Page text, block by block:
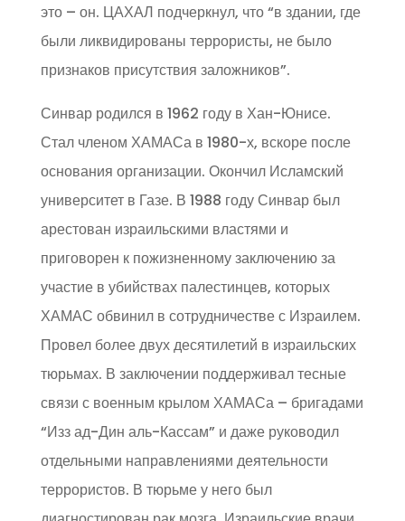
это – он. ЦАХАЛ подчеркнул, что “в здании, где
были ликвидированы террористы, не было
признаков присутствия заложников”.
Синвар родился в 1962 году в Хан-Юнисе.
Стал членом ХАМАСа в 1980-х, вскоре после
основания организации. Окончил Исламский
университет в Газе. В 1988 году Синвар был
арестован израильскими властями и
приговорен к пожизненному заключению за
участие в убийствах палестинцев, которых
ХАМАС обвинил в сотрудничестве с Израилем.
Провел более двух десятилетий в израильских
тюрьмах. В заключении поддерживал тесные
связи с военным крылом ХАМАСа – бригадами
“Изз ад-Дин аль-Кассам” и даже руководил
отдельными направлениями деятельности
террористов. В тюрьме у него был